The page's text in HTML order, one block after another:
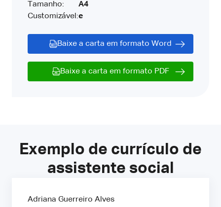
Tamanho:
Customizável:
A4
e
Baixe a carta em formato Word
Baixe a carta em formato PDF
Exemplo de currículo de
assistente social
Adriana Guerreiro Alves